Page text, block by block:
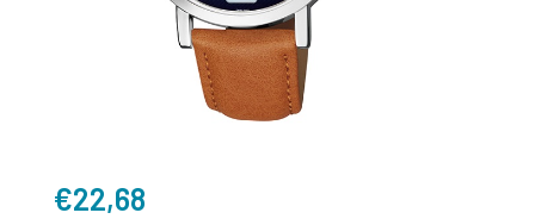
€22,68